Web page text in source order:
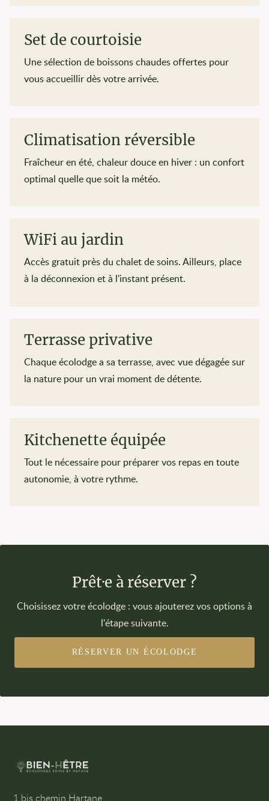
Set de courtoisie
Une sélection de boissons chaudes offertes pour
vous accueillir dès votre arrivée.
Climatisation réversible
Fraîcheur en été, chaleur douce en hiver : un confort
optimal quelle que soit la météo.
WiFi au jardin
Accès gratuit près du chalet de soins. Ailleurs, place
à la déconnexion et à l'instant présent.
Terrasse privative
Chaque écolodge a sa terrasse, avec vue dégagée sur
la nature pour un vrai moment de détente.
Kitchenette équipée
Tout le nécessaire pour préparer vos repas en toute
autonomie, à votre rythme.
Prêt·e à réserver ?
Choisissez votre écolodge : vous ajouterez vos options à
l'étape suivante.
RÉSERVER UN ÉCOLODGE
1 bis chemin Hartane